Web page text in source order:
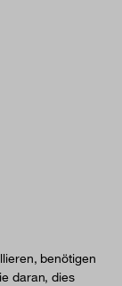
benötigen
daran, dies